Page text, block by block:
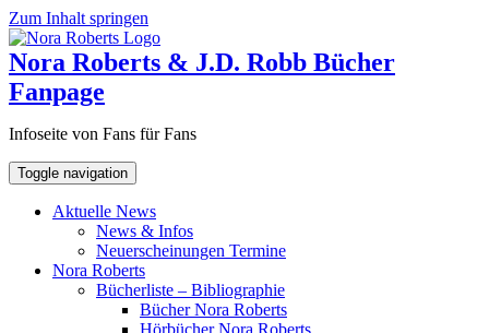
Zum Inhalt springen
Nora Roberts & J.D. Robb Bücher
Fanpage
Infoseite von Fans für Fans
Toggle navigation
Aktuelle News
News & Infos
Neuerscheinungen Termine
Nora Roberts
Bücherliste – Bibliographie
Bücher Nora Roberts
Hörbücher Nora Roberts